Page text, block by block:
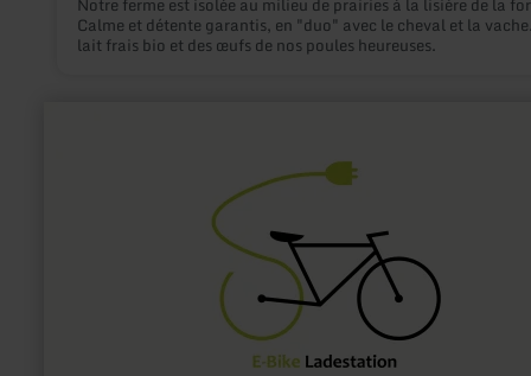
Calme et détente garantis, en "duo" avec le cheval et la
lait frais bio et des œufs de nos poules heureuses.